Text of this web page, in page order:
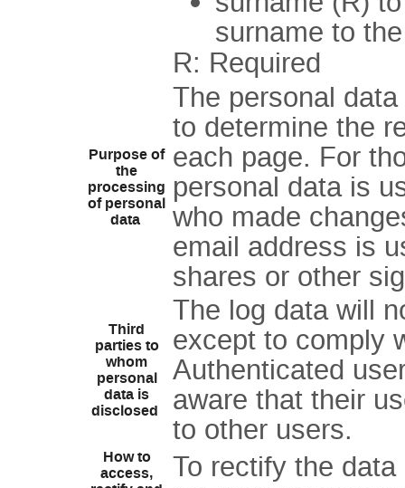
surname to
R: Required
Purpose of
the
processing
of personal
data
The personal
to determine the
each page. For
personal data is
who made
email address is
shares or other
Third
parties to
whom
personal
data is
disclosed
The log data will
except to comply
Authenticated
aware that their
to other users.
How to
access,
To rectify the